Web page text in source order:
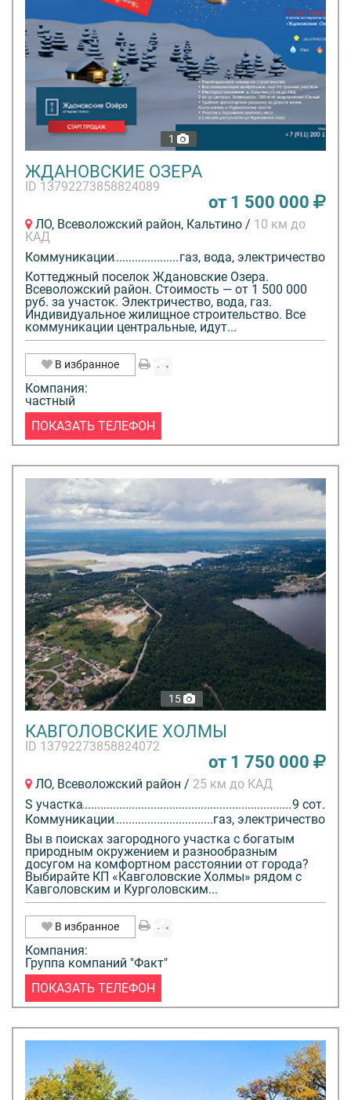
1
ЖДАНОВСКИЕ ОЗЕРА
ID 13792273858824089
от 1 500 000
ЛО, Всеволожский район, Кальтино / 10 км до
КАД
Коммуникации
газ, вода, электричество
Коттеджный поселок Ждановские Озера.
Всеволожский район. Стоимость — от 1 500 000
руб. за участок. Электричество, вода, газ.
Индивидуальное жилищное строительство. Все
коммуникации центральные, идут...
В избранное
Компания:
частный
ПОКАЗАТЬ ТЕЛЕФОН
15
КАВГОЛОВСКИЕ ХОЛМЫ
ID 13792273858824072
от 1 750 000
ЛО, Всеволожский район / 25 км до КАД
S участка
9 сот.
Коммуникации
газ, электричество
Вы в поисках загородного участка с богатым
природным окружением и разнообразным
досугом на комфортном расстоянии от города?
Выбирайте КП «Кавголовские Холмы» рядом с
Кавголовским и Курголовским...
В избранное
Компания:
Группа компаний "Факт"
ПОКАЗАТЬ ТЕЛЕФОН